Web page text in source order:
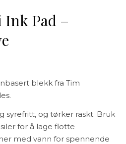
Pad –
blekk fra Tim
syrefritt, og tørker raskt. Bruk
for å lage flotte
med vann for spennende